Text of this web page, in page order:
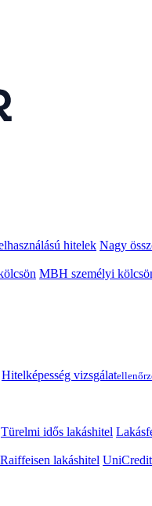
hitelek Nagy
MBH személyi
Hitelképesség vizsgálat
Türelmi idős lakáshitel
Raiffeisen lakáshitel